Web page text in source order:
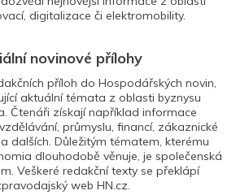
digitalizace či elektromobility.
novinové přílohy
příloh do Hospodářských novin,
aktuální témata z oblasti byznysu
Čtenáři získají například informace
průmyslu, financí, zákaznické
dalších. Důležitým tématem, kterému
dlouhodobě věnuje, je společenská
Veškeré redakční texty se překlápí
web HN.cz.